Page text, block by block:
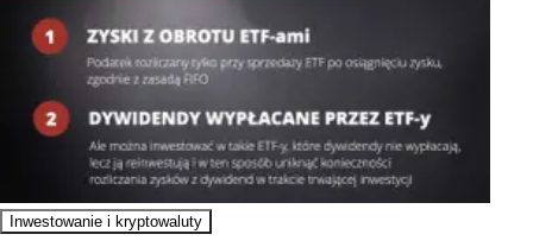
Inwestowanie i kryptowaluty